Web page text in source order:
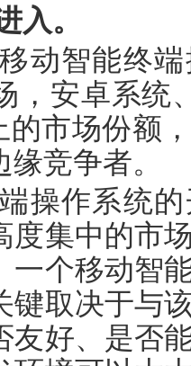
入。
动智能终
，安卓系统
的市场份额
竞争者。
操作系统
度集中的市
一个移动智
键取决于与
友好、是否